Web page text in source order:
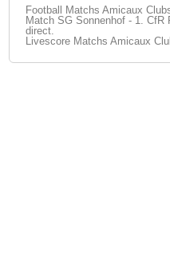
Football Matchs Amicaux
Match SG Sonnenhof - 1. CfR
direct.
Livescore Matchs Amicaux